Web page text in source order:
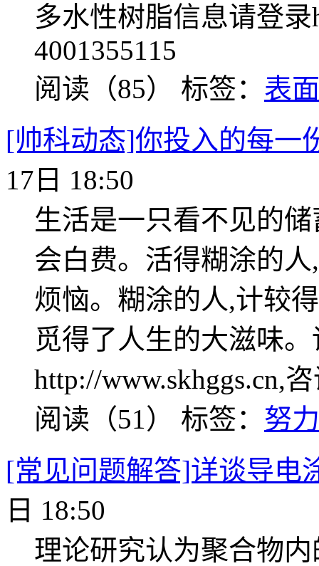
多水性树脂信息请登录
4001355115
阅读（85） 标签： 表
[帅科动态]你投入的每一
17日 18:50
生活是一只看不见的
会白费。活得糊涂的
烦恼。糊涂的人,计较
觅得了人生的大滋味
http://www.skhggs.cn,
阅读（51） 标签： 努力
[常见问题解答]详谈导电
日 18:50
理论研究认为聚合物